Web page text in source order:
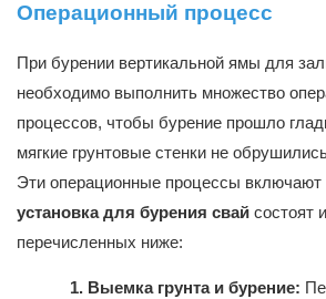
Операционный процесс
При бурении вертикальной ямы для
необходимо выполнить множество
процессов, чтобы бурение прошло
мягкие грунтовые стенки не
Эти операционные процессы включают
установка для бурения свай состоят
перечисленных ниже:
1. Выемка грунта и бурение: